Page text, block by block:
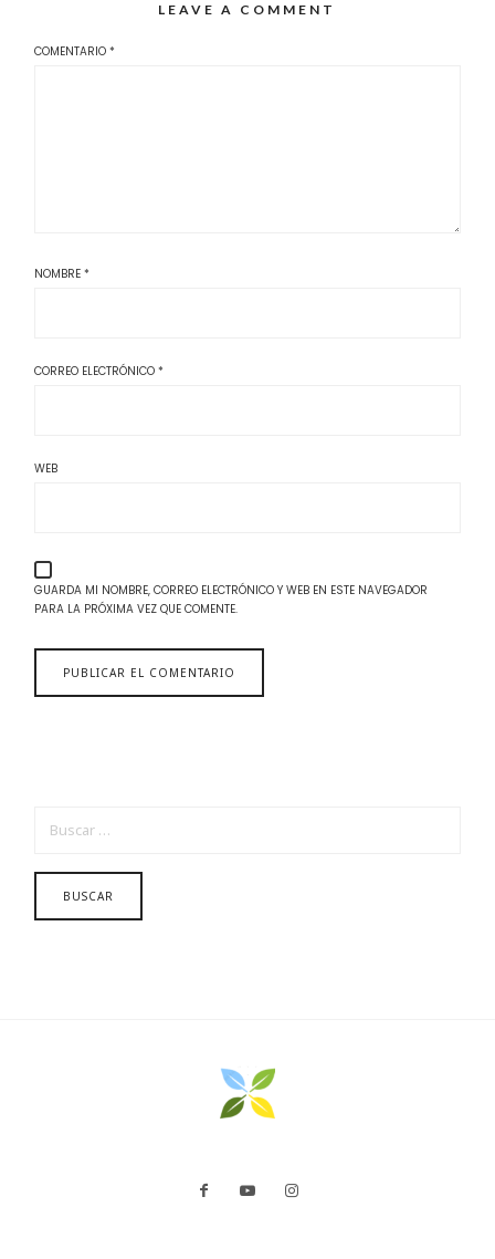
LEAVE A COMMENT
COMENTARIO*
NOMBRE*
CORREO ELECTRÓNICO*
WEB
GUARDA MI NOMBRE, CORREO ELECTRÓNICO Y WEB EN ESTE NAVEGADOR
PARA LA PRÓXIMA VEZ QUE COMENTE.